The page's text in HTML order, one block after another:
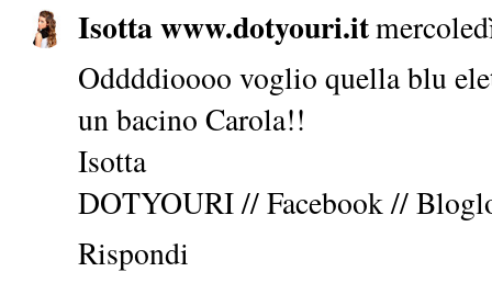
Isotta www.dotyouri.it
Oddddioooo voglio quella blu
un bacino Carola!!
Isotta
DOTYOURI//Facebook//
Rispondi